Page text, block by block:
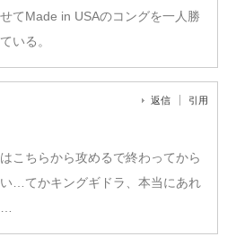
てMade in USAのコングを一人勝
いる。
返信 引用
こちらから攻めるで終わってから
…てかキングギドラ、本当にあれ